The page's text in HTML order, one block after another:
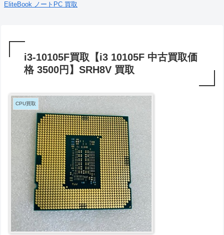
EliteBook ノートPC 買取
i3-10105F買取【i3 10105F 中古買取価
格 3500円】SRH8V 買取
CPU買取